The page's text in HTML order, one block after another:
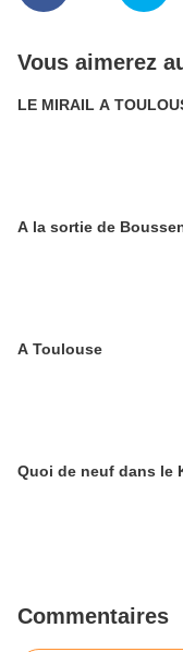
Vous aimerez
LE MIRAIL A
A la sortie de
A Toulouse
Quoi de neuf dans le
Commentaires